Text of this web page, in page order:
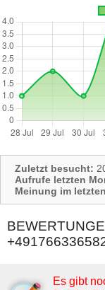
Zuletzt besucht:
Aufrufe letzten
Meinung im
Es gibt